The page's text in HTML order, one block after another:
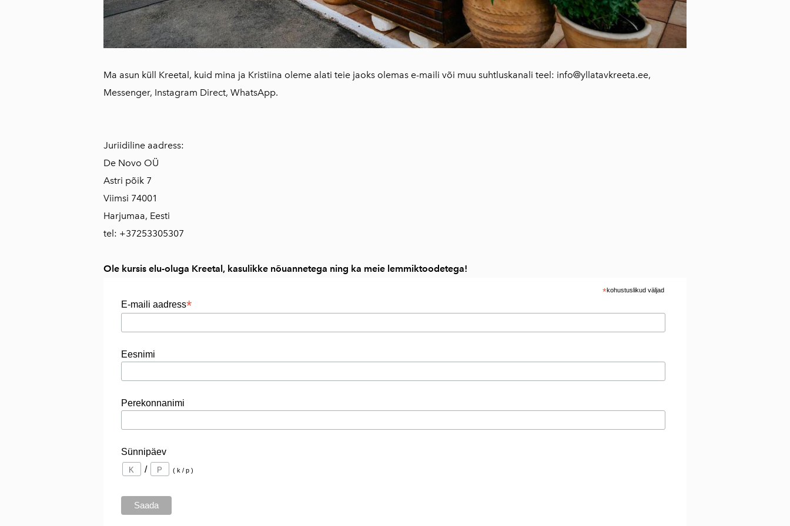
250ml
Traditsiooniline
oliiviõliseep
Maitseained,
Ma asun küll Kreetal, kuid mina ja Kristiina oleme alati teie jaoks olemas e-maili või muu suhtluskanali teel: info@yllatavkreeta.ee,
Messenger, Instagram Direct, WhatsApp.
Juriidiline aadress:
De Novo OÜ
Astri põik 7
Viimsi 74001
Harjumaa, Eesti
tel: +37253305307
Ole kursis elu-oluga Kreetal, kasulikke nõuannetega ning ka meie lemmiktoodetega!
*kohustuslikud väljad
E-maili aadress*
Eesnimi
Perekonnanimi
Sünnipäev
/
( k / p )